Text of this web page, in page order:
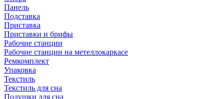
Панель
Подставка
Приставка
Приставки и брифы
Рабочие станции
Рабочие станции на метеллокаркасе
Ремкомплект
Упаковка
Текстиль
Текстиль для сна
Подушки для сна